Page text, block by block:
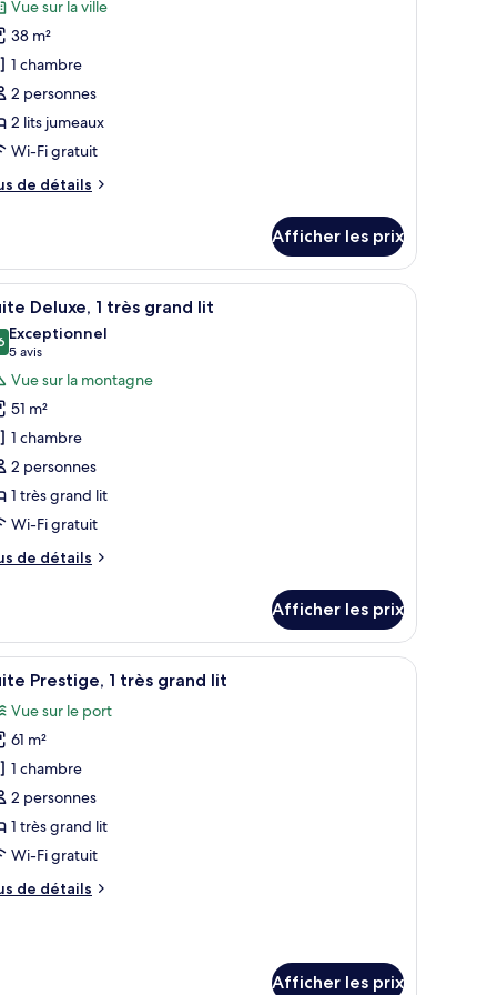
:
Vue sur la ville
38 m²
1 chambre
2 personnes
2 lits jumeaux
Wi-Fi gratuit
de détails
Afficher les prix
urbain grâce à une grande fenêtre.
un bureau, une chaise, un canapé et une vue sur le paysage urbain.
:
Une chambre d’hôtel moderne dotée d’un
6 Deluxe, 1 très grand lit
sur 10
Exceptionnel
5 avis
(5 avis)
Vue sur la montagne
51 m²
1 chambre
2 personnes
1 très grand lit
Wi-Fi gratuit
de détails
Afficher les prix
sur la ville, comprenant un canapé, une table à manger et un coin cuisine.
:
Une chambre d’hôtel moderne avec vue
7 Prestige, 1 très grand lit
Vue sur le port
61 m²
1 chambre
2 personnes
1 très grand lit
Wi-Fi gratuit
de détails
Afficher les prix